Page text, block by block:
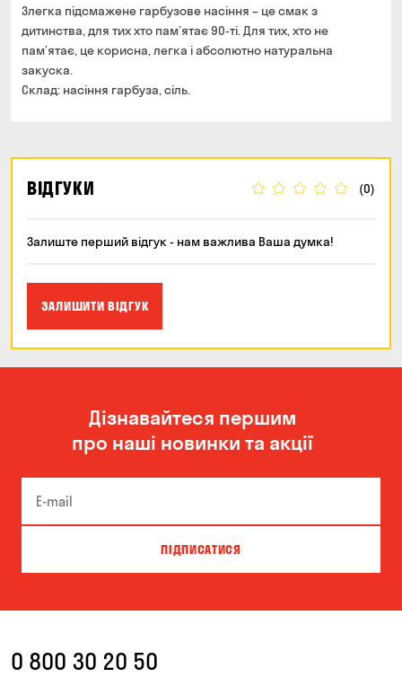
Від 300 до 399 грн
Від 400 до 699 грн
Від 700 грн
банківською картою на сайті
Час складання замовлення — до 30 хв
Можете без черги забрати з магазину в зручний для
Вас час
Оплата:
готівкою в магазині
Злегка підсмажене гарбузове насіння – це смак з
дитинства, для тих хто пам’ятає 90-ті. Для тих, хто не
пам’ятає, це корисна, легка і абсолютно натуральна
закуска.
Склад: насіння гарбуза, сіль.
ВІДГУКИ (0)
Залиште перший відгук - нам важлива Ваша думка!
ЗАЛИШИТИ ВІДГУК
Дізнавайтеся першим
про наші новинки та акції
ПІДПИСАТИСЯ
0 800 30 20 50